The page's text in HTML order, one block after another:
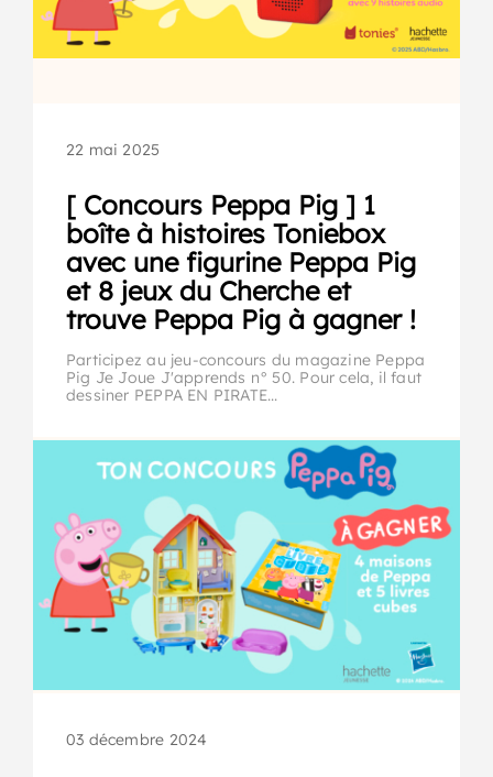
22 mai 2025
[ Concours Peppa Pig ] 1
boîte à histoires Toniebox
avec une figurine Peppa Pig
et 8 jeux du Cherche et
trouve Peppa Pig à gagner !
Participez au jeu-concours du magazine Peppa
Pig Je Joue J'apprends n° 50. Pour cela, il faut
dessiner PEPPA EN PIRATE...
03 décembre 2024